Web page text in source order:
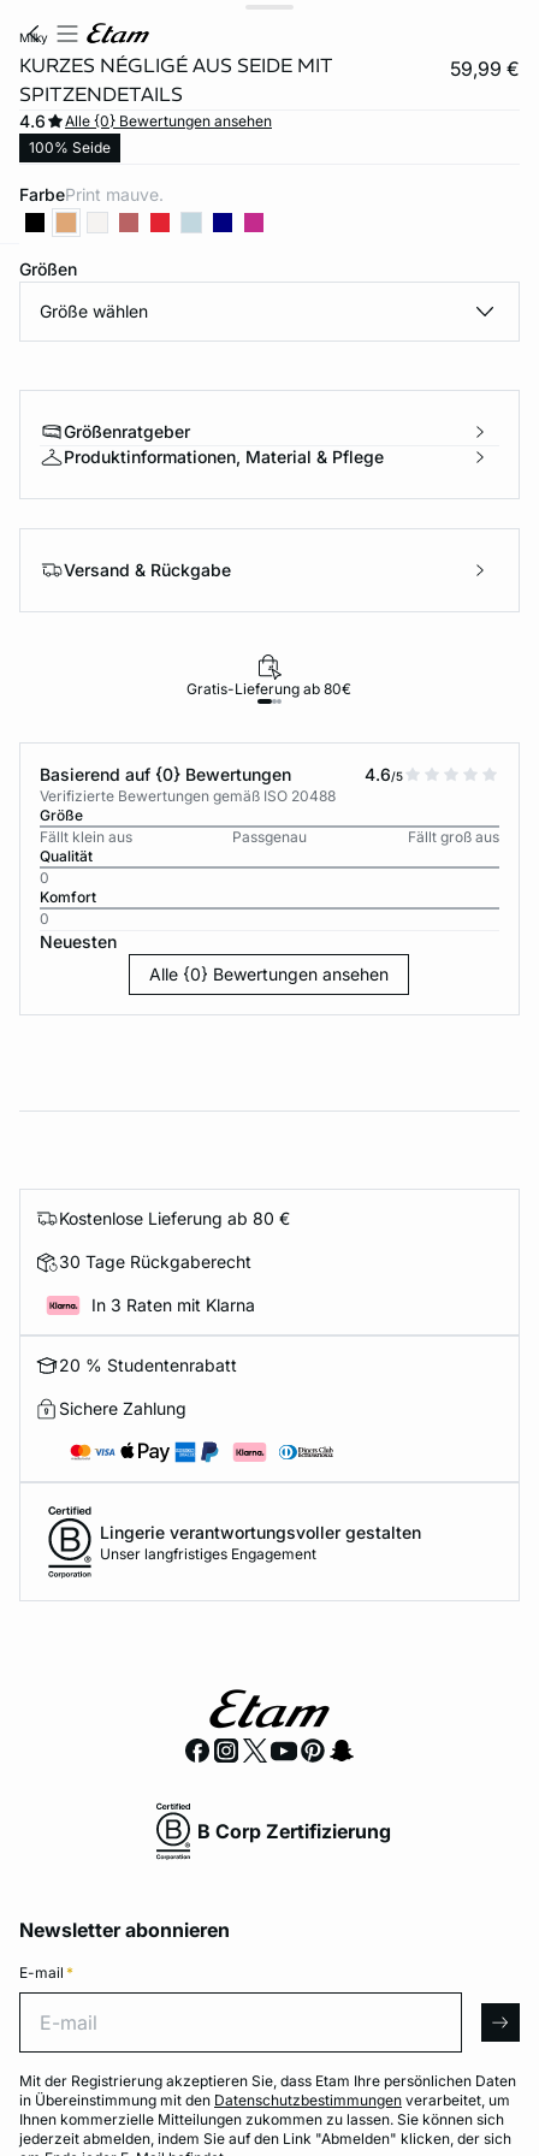
milky
KURZES NÉGLIGÉ AUS SEIDE MIT
SPITZENDETAILS
59,99 €
4.6
Alle {0} Bewertungen ansehen
100% Seide
Farbe print mauve.
Größen
Größe wählen
Größenratgeber
Produktinformationen, Material & Pflege
Versand & Rückgabe
Gratis-Lieferung ab 80€
Basierend auf {0} Bewertungen 4.6/5
Verifizierte Bewertungen gemäß ISO 20488
Größe
Fällt klein aus
Passgenau
Fällt groß aus
Qualität
0
Komfort
0
Neuesten
Alle {0} Bewertungen ansehen
Kostenlose Lieferung ab 80 €
30 Tage Rückgaberecht
In 3 Raten mit Klarna
20 % Studentenrabatt
Sichere Zahlung
Lingerie verantwortungsvoller gestalten
Unser langfristiges Engagement
B Corp Zertifizierung
Newsletter abonnieren
E-mail *
Mit der Registrierung akzeptieren Sie, dass Etam Ihre persönlichen Daten
in Übereinstimmung mit den Datenschutzbestimmungen verarbeitet, um
Ihnen kommerzielle Mitteilungen zukommen zu lassen. Sie können sich
jederzeit abmelden, indem Sie auf den Link "Abmelden" klicken, der sich